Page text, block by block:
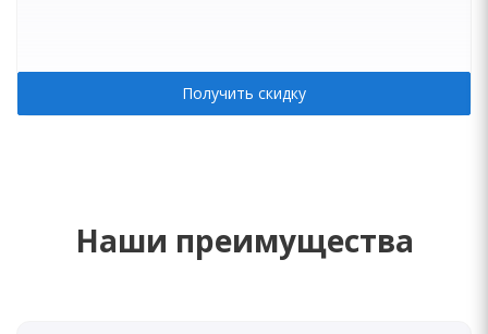
Получить скидку
Наши преимущества